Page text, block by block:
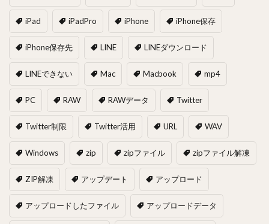
iPad iPadPro iPhone iPhone保存
iPhone保存先 LINE LINEダウンロード
LINEできない Mac Macbook mp4
PC RAW RAWデータ Twitter
Twitter制限 Twitter活用 URL WAV
Windows zip zipファイル zipファイル解凍
ZIP解凍 アップデート アップロード
アップロードしたファイル アップロードデータ